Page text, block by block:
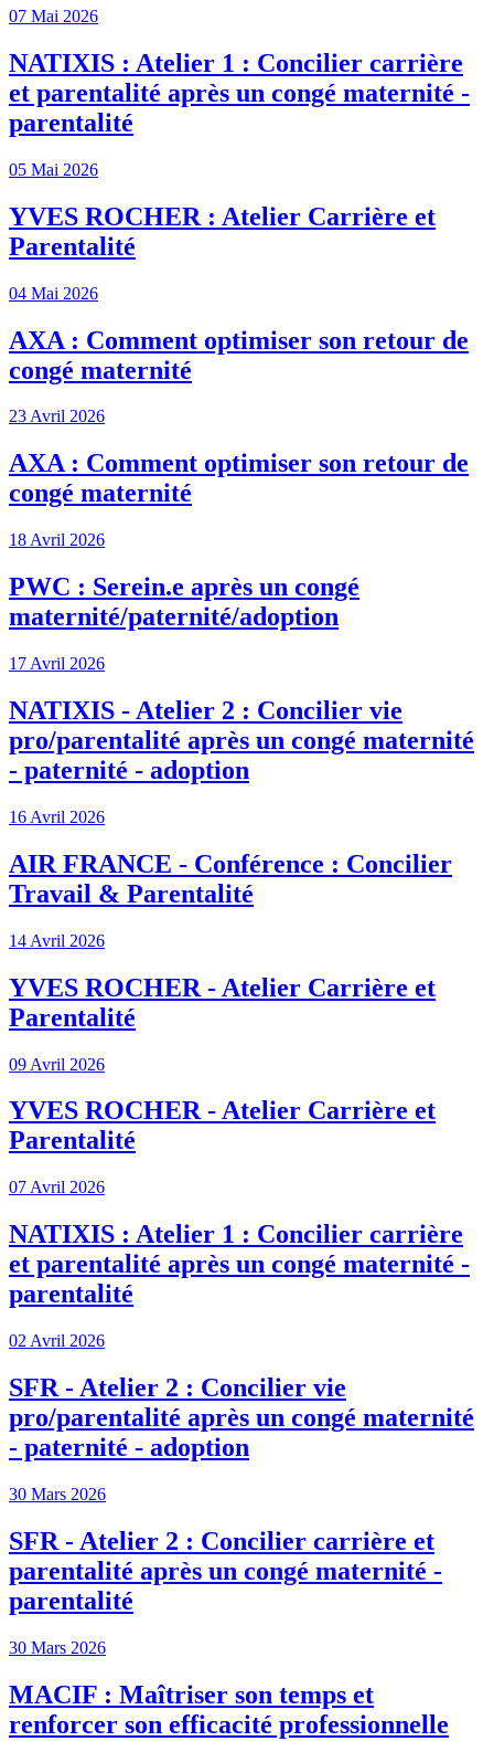
07 Mai 2026
NATIXIS : Atelier 1 : Concilier carrière
et parentalité après un congé maternité -
parentalité
05 Mai 2026
YVES ROCHER : Atelier Carrière et
Parentalité
04 Mai 2026
AXA : Comment optimiser son retour de
congé maternité
23 Avril 2026
AXA : Comment optimiser son retour de
congé maternité
18 Avril 2026
PWC : Serein.e après un congé
maternité/paternité/adoption
17 Avril 2026
NATIXIS - Atelier 2 : Concilier vie
pro/parentalité après un congé maternité
- paternité - adoption
16 Avril 2026
AIR FRANCE - Conférence : Concilier
Travail & Parentalité
14 Avril 2026
YVES ROCHER - Atelier Carrière et
Parentalité
09 Avril 2026
YVES ROCHER - Atelier Carrière et
Parentalité
07 Avril 2026
NATIXIS : Atelier 1 : Concilier carrière
et parentalité après un congé maternité -
parentalité
02 Avril 2026
SFR - Atelier 2 : Concilier vie
pro/parentalité après un congé maternité
- paternité - adoption
30 Mars 2026
SFR - Atelier 2 : Concilier carrière et
parentalité après un congé maternité -
parentalité
30 Mars 2026
MACIF : Maîtriser son temps et
renforcer son efficacité professionnelle